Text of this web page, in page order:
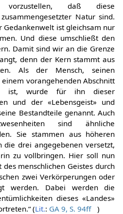
daß diese
Natur sind.
Gedankenwelt ist gleichsam nur
Und diese umschließt den
Damit sind wir an die Grenze
denn der Kern stammt aus
Als der Mensch, seinen
vorangehenden Abschnitt
ist, wurde für ihn dieser
und der «Lebensgeist» und
Bestandteile genannt. Auch
sind ähnliche
Sie stammen aus höheren
drei angegebenen versetzt,
zu vollbringen. Hier soll nun
menschlichen Geistes durch
zwei Verkörperungen oder
werden. Dabei werden die
dieses «Landes»
(Lit.: GA 9, S. 94ff )